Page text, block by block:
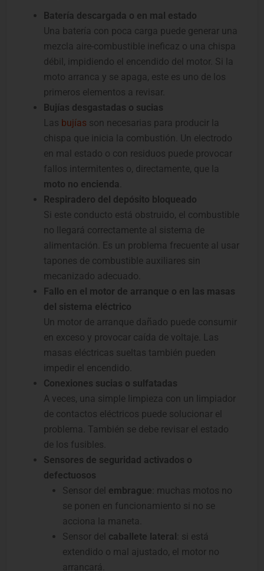
Batería descargada o en mal estado
Una batería con poca carga puede generar una
mezcla aire-combustible ineficaz o una chispa
débil, impidiendo el encendido del motor. Si la
moto arranca y se apaga, este es uno de los
primeros elementos a revisar.
Bujías desgastadas o sucias
Las bujías son necesarias para producir la
chispa que inicia la combustión. Un electrodo
en mal estado o con residuos puede provocar
fallos intermitentes o, directamente, que la
moto no encienda
Respiradero del depósito bloqueado
Si este conducto está obstruido, el combustible
no llegará correctamente al sistema de
alimentación. Es un problema frecuente al usar
tapones de combustible auxiliares sin
mecanizado adecuado.
Fallo en el motor de arranque o en las masas
del sistema eléctrico
Un motor de arranque dañado puede consumir
en exceso y provocar caída de voltaje. Las
masas eléctricas sueltas también pueden
impedir el encendido.
Conexiones sucias o sulfatadas
A veces, una simple limpieza con un limpiador
de contactos eléctricos puede solucionar el
problema. También se debe revisar el estado
de los fusibles.
Sensores de seguridad activados o
defectuosos
Sensor del embrague : muchas motos no
se ponen en funcionamiento si no se
acciona la maneta.
Sensor del caballete lateral : si está
extendido o mal ajustado, el motor no
arrancará.